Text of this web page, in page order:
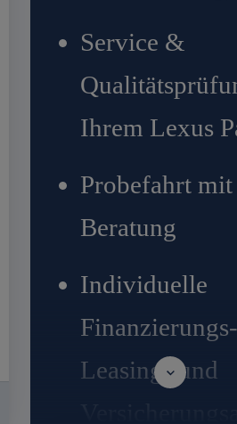
Service &
Ihrem Lexus
Probefahrt mit
Beratung
Individuelle
Leasing- und